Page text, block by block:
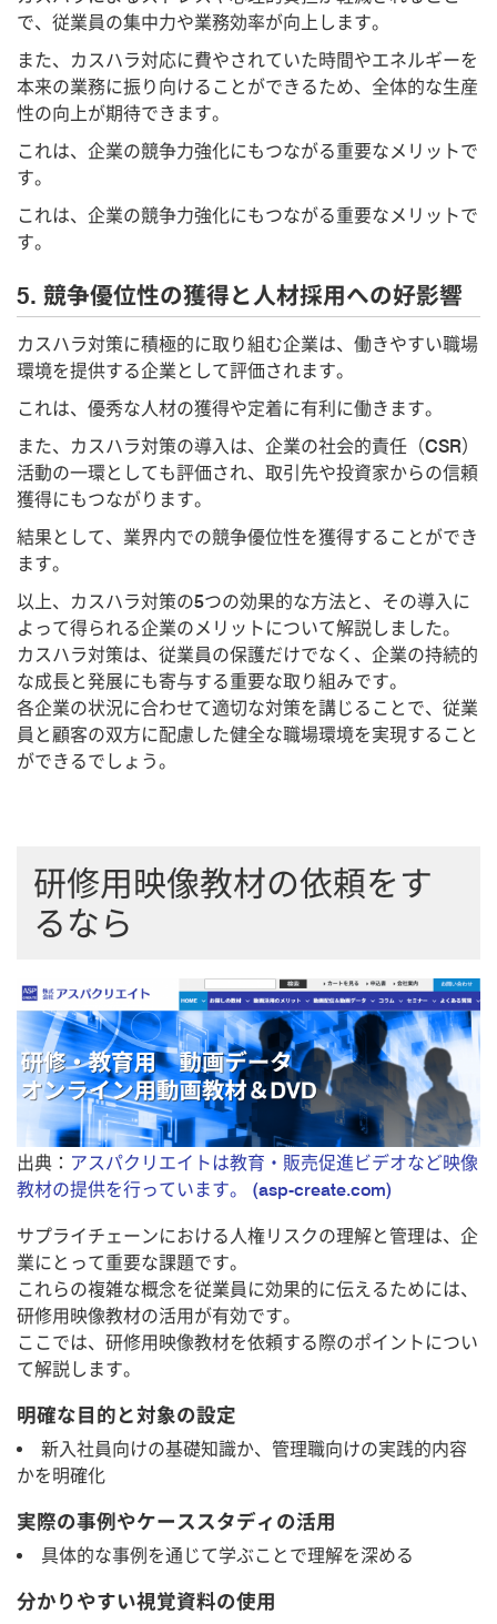
で、従業員の集中力や業務効率が向上します。
また、カスハラ対応に費やされていた時間やエネルギーを
本来の業務に振り向けることができるため、全体的な生産
性の向上が期待できます。
これは、企業の競争力強化にもつながる重要なメリットで
す。
これは、企業の競争力強化にもつながる重要なメリットで
す。
5. 競争優位性の獲得と人材採用への好影響
カスハラ対策に積極的に取り組む企業は、働きやすい職場
環境を提供する企業として評価されます。
これは、優秀な人材の獲得や定着に有利に働きます。
また、カスハラ対策の導入は、企業の社会的責任（CSR）
活動の一環としても評価され、取引先や投資家からの信頼
獲得にもつながります。
結果として、業界内での競争優位性を獲得することができ
ます。
以上、カスハラ対策の5つの効果的な方法と、その導入に
よって得られる企業のメリットについて解説しました。
カスハラ対策は、従業員の保護だけでなく、企業の持続的
な成長と発展にも寄与する重要な取り組みです。
各企業の状況に合わせて適切な対策を講じることで、従業
員と顧客の双方に配慮した健全な職場環境を実現すること
ができるでしょう。
研修用映像教材の依頼をす
るなら
出典： アスパクリエイトは教育・販売促進ビデオなど映像
教材の提供を行っています。 (asp-create.com)
サプライチェーンにおける人権リスクの理解と管理は、企
業にとって重要な課題です。
これらの複雑な概念を従業員に効果的に伝えるためには、
研修用映像教材の活用が有効です。
ここでは、研修用映像教材を依頼する際のポイントについ
て解説します。
明確な目的と対象の設定
新入社員向けの基礎知識か、管理職向けの実践的内容
かを明確化
実際の事例やケーススタディの活用
具体的な事例を通じて学ぶことで理解を深める
分かりやすい視覚資料の使用